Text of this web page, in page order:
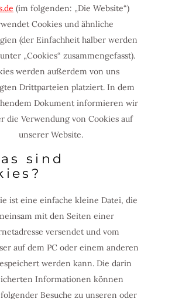
(im folgenden: „Die Website“)
Cookies und ähnliche
(der Einfachheit halber werden
„Cookies“ zusammengefasst).
werden außerdem von uns
Drittparteien platziert. In dem
Dokument informieren wir
die Verwendung von Cookies auf
unserer Website.
sind
ist eine einfache kleine Datei, die
mit den Seiten einer
versendet und vom
auf dem PC oder einem anderen
werden kann. Die darin
Informationen können
Besuche zu unseren oder